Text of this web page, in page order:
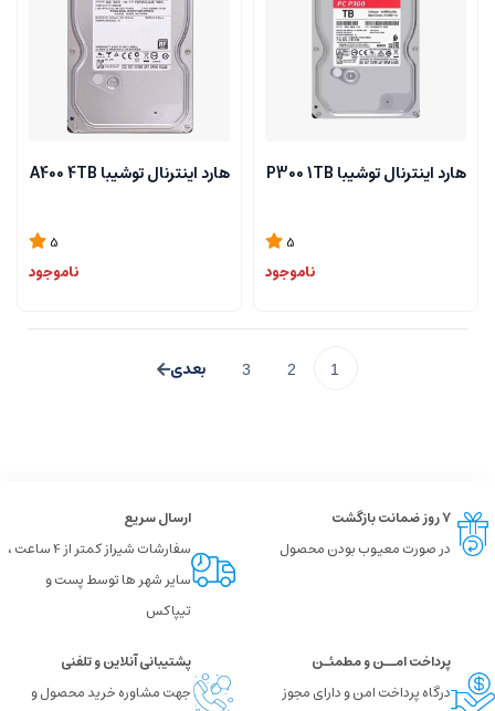
هارد اینترنال توشیبا P300 1TB
5
ناموجود
هارد اینترنال توشیبا A400 4TB
5
ناموجود
1
2
3
۷ روز ضمانت بازگشت
در صورت معیوب بودن محصول
ارسال سریع
سفارشات شیراز کمتر از 4 ساعت ،
سایر شهر ها توسط پست و
تیپاکس
پرداخت امــن و مطمئـن
درگاه پرداخت امن و دارای مجوز
پشتیبانی آنلاین و تلفنی
جهت مشاوره خرید محصول و